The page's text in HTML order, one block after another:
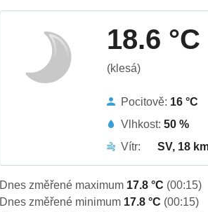
18.6 °C
(klesá)
Pocitově: 16 °C
Vlhkost:50 %
Vítr:
SV, 18
Dnes změřené maximum 17.8 °C (00:15)
Dnes změřené minimum 17.8 °C (00:15)